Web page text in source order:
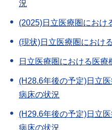
況
(2025)日立医療圏におけ
(現状)日立医療圏におけ
日立医療圏における医
(H28.6年後の予定)日立
病床の状況
(H29.6年後の予定)日立
病床の状況